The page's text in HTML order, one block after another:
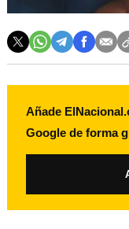
Añade
Google de forma